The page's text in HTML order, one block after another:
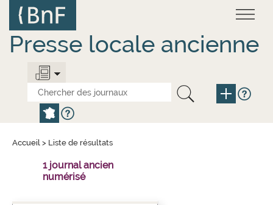
contenu
principal
Presse locale ancienne
Accueil > Liste de résultats
1 journal ancien
numérisé
Panneau de gestion des cookies